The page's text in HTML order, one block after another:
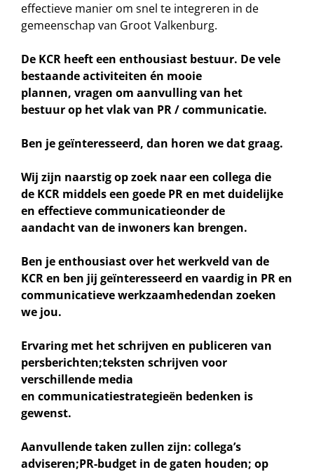
effectieve manier om snel te integreren in de
gemeenschap van Groot Valkenburg.
De KCR heeft een enthousiast bestuur. De vele
bestaande activiteiten én mooie
plannen, vragen om aanvulling van het
bestuurop het vlak van PR / communicatie.
Ben je geïnteresseerd, dan horen we dat graag.
Wij zijn naarstig op zoek naar een collega die
de KCR middels een goede PR en metduidelijke
en effectievecommunicatieonder de
aandachtvan de inwoners kan brengen.
Ben je enthousiast over hetwerkveld van de
KCR en ben jij geïnteresseerd en vaardig in PR en
communicatieve werkzaamhedendan zoeken
we jou.
Ervaring met hetschrijven en publiceren van
persberichten;teksten schrijven voor
verschillende media
en communicatiestrategieën bedenken is
gewenst.
Aanvullende taken zullen zijn: collega’s
adviseren;PR-budget in de gaten houden; op